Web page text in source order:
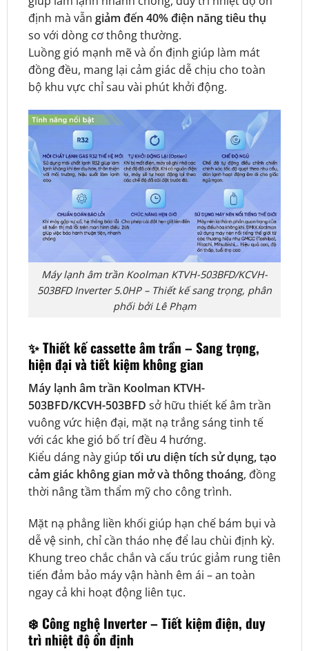
định mà vẫn giảm đến 40% điện năng tiêu thụ
so với dòng cơ thông thường.
Luồng gió mạnh mẽ và ổn định giúp làm mát
đồng đều, mang lại cảm giác dễ chịu cho toàn
bộ khu vực chỉ sau vài phút khởi động.
Máy lạnh âm trần Koolman KTVH-503BFD/KCVH-
503BFD Inverter 5.0HP – Thiết kế sang trọng, phân
phối bởi Lê Phạm
✨Thiết kế cassette âm trần – Sang trọng,
hiện đại và tiết kiệm không gian
Máy lạnh âm trần Koolman KTVH-
503BFD/KCVH-503BFD sở hữu thiết kế âm trần
vuông vức hiện đại, mặt nạ trắng sáng tinh tế
với các khe gió bố trí đều 4 hướng.
Kiểu dáng này giúp tối ưu diện tích sử dụng, tạo
cảm giác không gian mở và thông thoáng, đồng
thời nâng tầm thẩm mỹ cho công trình.
Mặt nạ phẳng liền khối giúp hạn chế bám bụi và
dễ vệ sinh, chỉ cần tháo nhẹ để lau chùi định kỳ.
Khung treo chắc chắn và cấu trúc giảm rung tiên
tiến đảm bảo máy vận hành êm ái – an toàn
ngay cả khi hoạt động liên tục.
❄️ Công nghệ Inverter – Tiết kiệm điện, duy
trì nhiệt độ ổn định